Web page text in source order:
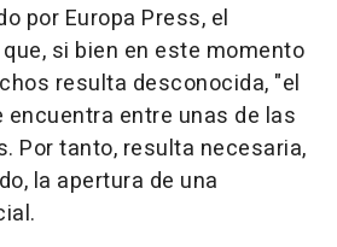
por Europa Press, el
si bien en este momento
resulta desconocida, "el
entre unas de las
Por tanto, resulta necesaria,
la apertura de una